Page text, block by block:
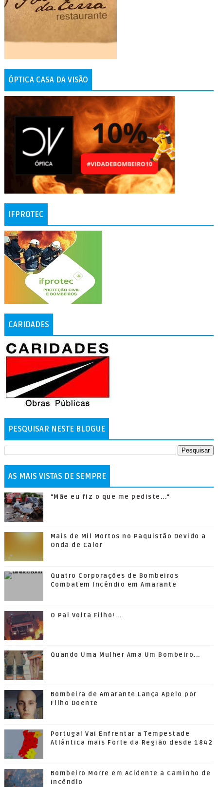
ÓPTICA CASA DA VISÃO
IFPROTEC
CARIDADES
PESQUISAR NESTE BLOGUE
AS MAIS VISTAS DE SEMPRE
"Mãe eu fiz o que me pediste..."
Mais de Mil Mortos no Paquistão Devido a
Onda de Calor
Quatro Corporações de Bombeiros
Combatem Incêndio em Amarante
O Pai Volta Filho!...
Quando Uma Mulher Ama Um Bombeiro...
Bombeira de Amarante Lança Apelo por
Filho Doente
Portugal Vai Enfrentar a Tempestade
Atlântica mais Forte da Região desde 1842
Bombeiro Morre em Acidente a Caminho de
Incêndio